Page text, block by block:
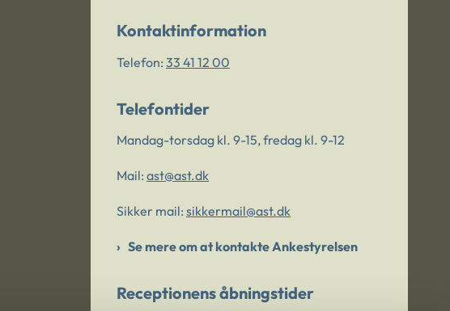
Kontaktinformation
Telefon: 33 41 12 00
Telefontider
Mandag-torsdag kl. 9-15, fredag kl. 9-12
Mail: ast@ast.dk
Sikker mail: sikkermail@ast.dk
Se mere om at kontakte Ankestyrelsen
Receptionens åbningstider